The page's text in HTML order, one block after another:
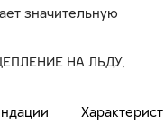
значительную
НА ЛЬДУ,